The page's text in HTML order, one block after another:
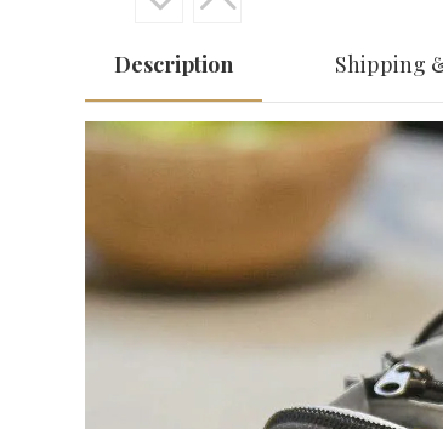
Description Shipping